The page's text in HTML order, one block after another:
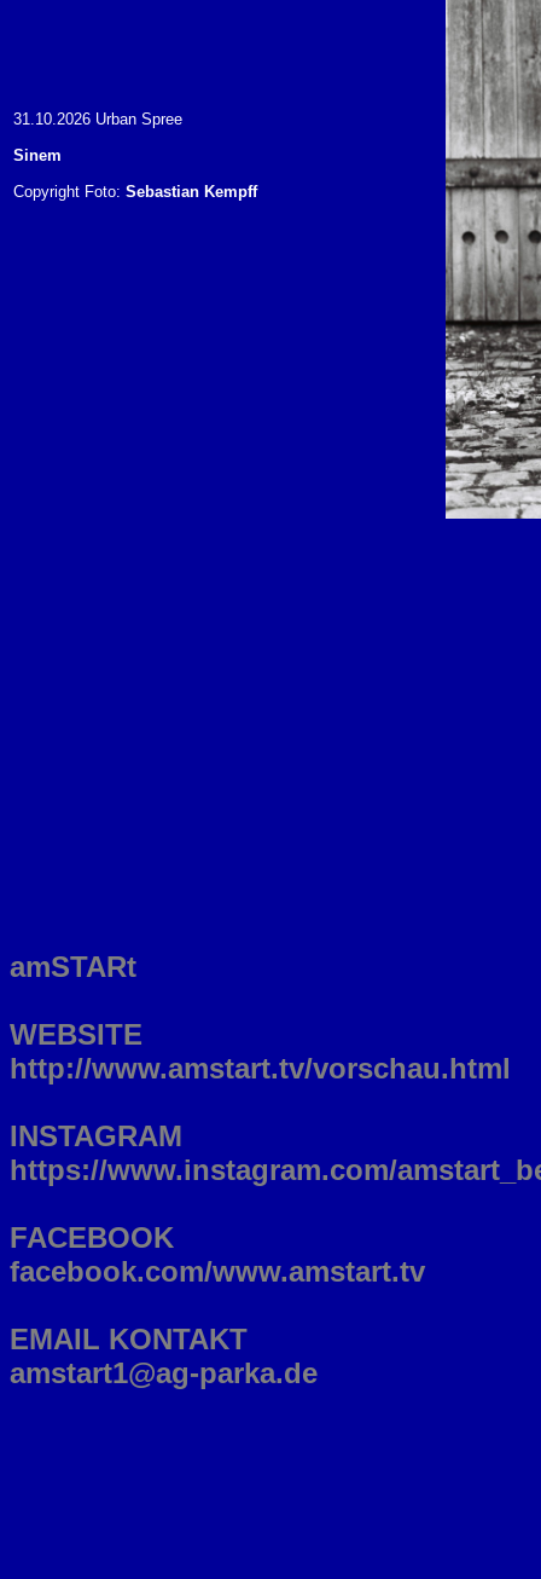
31.10.2026 Urban Spree
Sinem
Copyright Foto: Sebastian Kempff
amSTARt
WEBSITE
http://www.amstart.tv/vorschau.html
INSTAGRAM
https://www.instagram.com/
FACEBOOK
facebook.com/www.amstart.tv
EMAIL KONTAKT
amstart1@ag-parka.de